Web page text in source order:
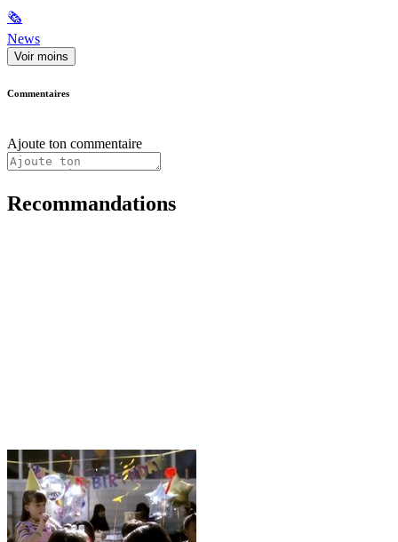
🗞
News
Voir moins
Commentaires
Ajoute ton commentaire
Recommandations